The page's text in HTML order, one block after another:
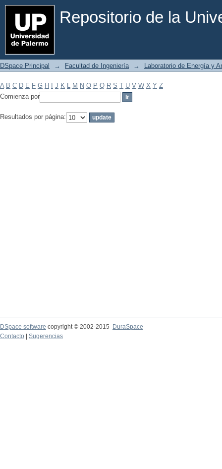
Repositorio de la
Filtrar por: Materia
DSpace Principal → Facultad de Ingeniería → Laboratorio de Energía y
A B C D E F G H J K L M N O P Q R S T U V W X Y Z
Comienza por
Resultados por página:
DSpace software copyright © 2002-2015
DuraSpace
Contacto
Sugerencias